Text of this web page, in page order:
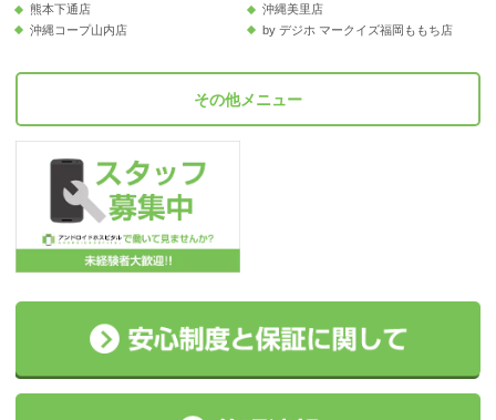
熊本下通店
沖縄美里店
沖縄コープ山内店
by デジホ マークイズ福岡ももち店
その他メニュー